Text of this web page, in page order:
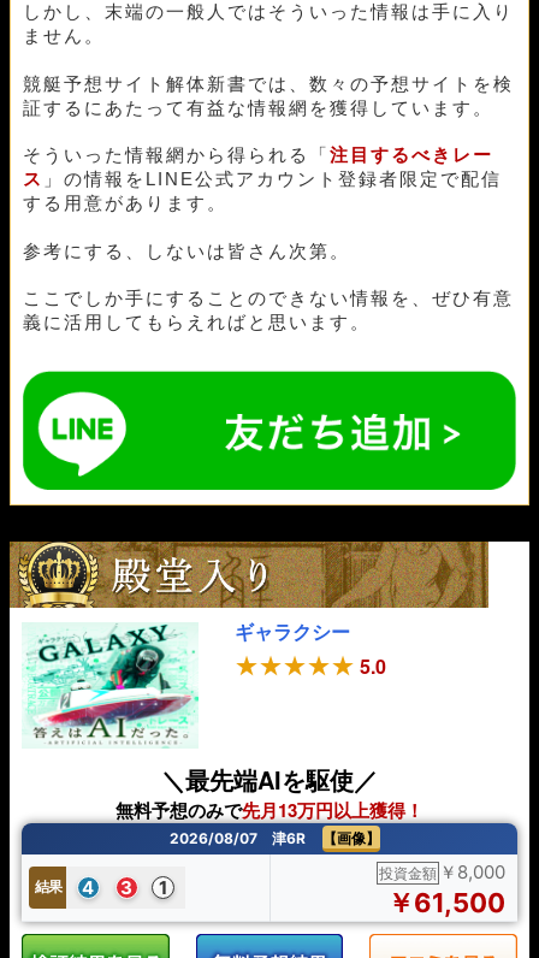
しかし、末端の一般人ではそういった情報は手に入り
ません。
競艇予想サイト解体新書では、数々の予想サイトを検
証するにあたって有益な情報網を獲得しています。
そういった情報網から得られる「注目するべきレー
ス 」の情報をLINE公式アカウント登録者限定で配信
する用意があります。
参考にする、しないは皆さん次第。
ここでしか手にすることのできない情報を、ぜひ有意
義に活用してもらえればと思います。
ギャラクシー
5.0
＼最先端AIを駆使／
無料予想のみで先月13万円以上獲得！
2026/08/07 津6R 【画像】
結果 4 3 1
投資金額 ￥8,000
￥61,500